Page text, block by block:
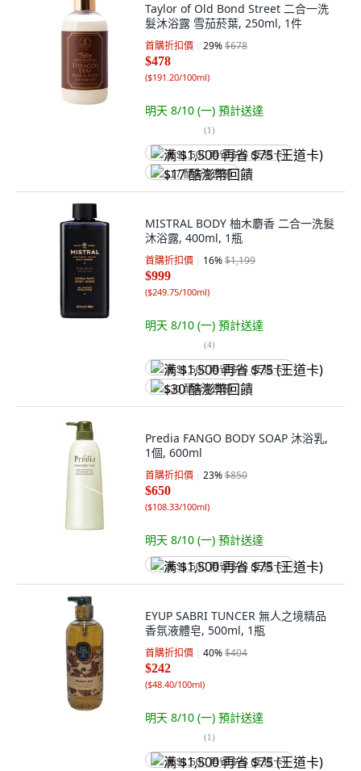
Taylor of Old Bond Street 二合一洗
髮沐浴露 雪茄菸葉, 250ml, 1件
首購折扣價 29%$678
$478
($191.20/100ml)
明天 8/10 (一) 預計送達
(1)
满 $1,500 再省 $75 (王道卡)
$17 酷澎幣回饋
MISTRAL BODY 柚木麝香 二合一洗髮
沐浴露, 400ml, 1瓶
首購折扣價 16%$1,199
$999
($249.75/100ml)
明天 8/10 (一) 預計送達
(4)
满 $1,500 再省 $75 (王道卡)
$30 酷澎幣回饋
Predia FANGO BODY SOAP 沐浴乳,
1個, 600ml
首購折扣價 23%$850
$650
($108.33/100ml)
明天 8/10 (一) 預計送達
满 $1,500 再省 $75 (王道卡)
EYUP SABRI TUNCER 無人之境精品
香氛液體皂, 500ml, 1瓶
首購折扣價 40%$404
$242
($48.40/100ml)
明天 8/10 (一) 預計送達
(1)
满 $1,500 再省 $75 (王道卡)